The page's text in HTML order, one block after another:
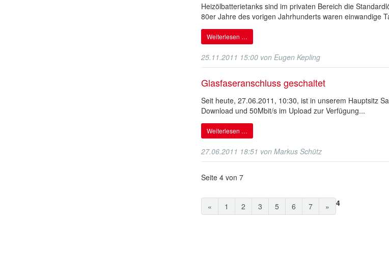
Heizölbatterietanks sind im privaten Bereich die
80er Jahre des vorigen Jahrhunderts waren einwandige
Weiterlesen …
25.11.2011 15:00 von Eugen Kepling
Glasfaseranschluss geschaltet
Seit heute, 27.06.2011, 10:30, ist in unserem Hauptsitz
Download und 50Mbit/s im Upload zur Verfügung...
Weiterlesen …
27.06.2011 18:51 von Markus Schütz
Seite 4 von 7
« 1 2 3 4
5 6 7 »